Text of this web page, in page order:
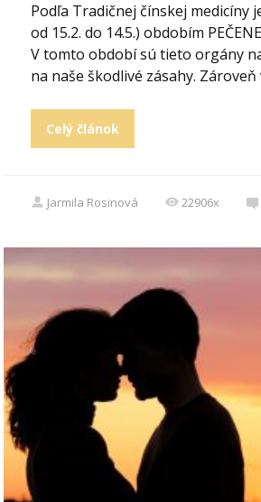
Podľa Tradičnej čínskej medicíny
od 15.2. do 14.5.) obdobím
V tomto období sú tieto orgány
na naše škodlivé zásahy. Zároveň
Celý článok
Jarmila Rosinová 22906x